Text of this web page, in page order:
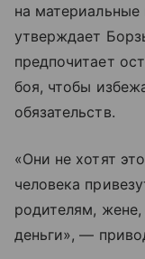
на
утверждает
предпочитает
боя, чтобы
обязательств.
«Они не хотят
человека
родителям,
деньги», —